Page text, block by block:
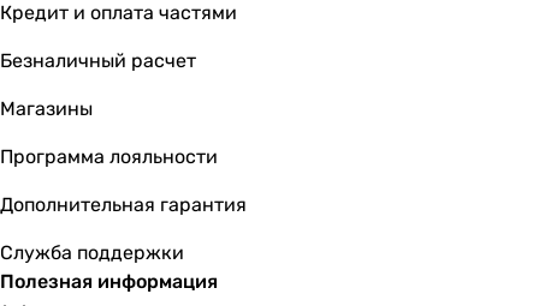
Кредит и оплата частями
Безналичный расчет
Магазины
Программа лояльности
Дополнительная гарантия
Служба поддержки
Полезная информация